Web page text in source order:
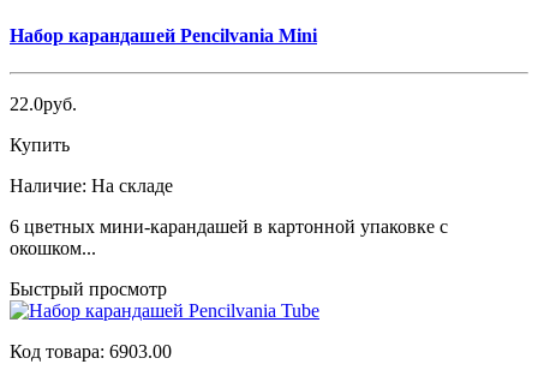
Набор карандашей Pencilvania Mini
22.0руб.
Купить
Наличие: На складе
6 цветных мини-карандашей в картонной упаковке с
окошком...
Быстрый просмотр
Код товара: 6903.00